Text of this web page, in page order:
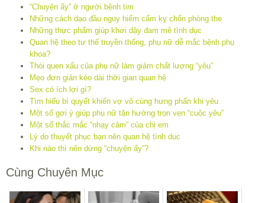
“Chuyện ấy” ở người bệnh tim
Những cách dạo đầu nguy hiểm cấm kỵ chốn phòng the
Những thực phẩm giúp khơi dậy đam mê tình dục
Quan hệ theo tư thế truyền thống, phụ nữ dễ mắc bệnh phụ
khoa?
Thói quen xấu của phụ nữ làm giảm chất lượng “yêu”
Mẹo đơn giản kéo dài thời gian quan hệ
Sex có ích lợi gì?
Tìm hiểu bí quyết khiến vợ vô cùng hưng phấn khi yêu
Một số gợi ý giúp phụ nữ tận hưởng trọn vẹn “cuộc yêu”
Một số thắc mắc “nhạy cảm” của chị em
Lý do thuyết phục bạn nên quan hệ tình dục
Khi nào thì nên dừng “chuyện ấy”?
Cùng Chuyên Mục